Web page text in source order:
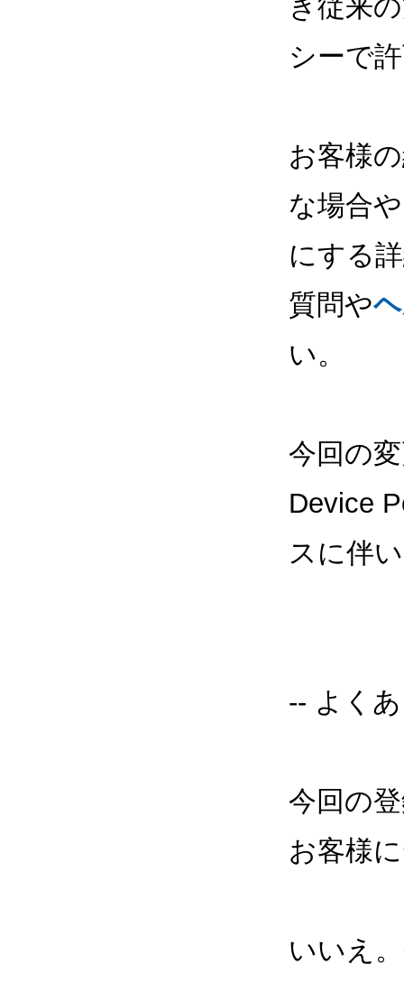
き従来
シーで
お客様
な場合
にする
質問や
い。
今回の
Device
スに伴
-- よく
今回の
お客様
いいえ